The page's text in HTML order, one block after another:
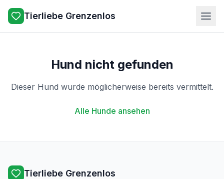
Tierliebe Grenzenlos
Hund nicht gefunden
Dieser Hund wurde möglicherweise bereits vermittelt.
Alle Hunde ansehen
Tierliebe Grenzenlos